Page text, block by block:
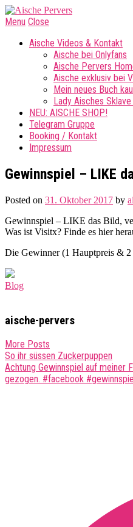
Menu Close
Aische Videos & Kontakt
Aische bei Onlyfans
Aische Pervers
Aische exklusiv bei
Mein neues Buch
Lady Aisches
NEU: AISCHE SHOP!
Telegram Gruppe
Booking / Kontakt
Impressum
Gewinnspiel – LIKE
Posted on 31. Oktober 2017 by
Gewinnspiel – LIKE das Bild,
Was ist Visitx? Finde es hier
Die Gewinner (1 Hauptpreis &
Blog
aische-pervers
More Posts
Post
navigation
So ihr süssen Zuckerpuppen
Achtung Gewinnspiel auf meiner
gezogen. #facebook